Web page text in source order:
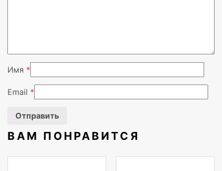
Имя *
Email *
ВАМ ПОНРАВИТСЯ